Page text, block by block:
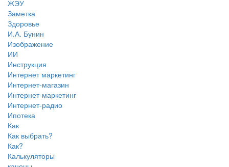
ЖЭУ
Заметка
Здоровье
И.А. Бунин
Изображение
ИИ
Инструкция
Интернет маркетинг
Интернет-магазин
Интернет-маркетинг
Интернет-радио
Ипотека
Как
Как выбрать?
Как?
Калькуляторы